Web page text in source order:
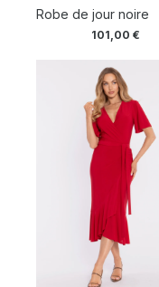
Robe de jour noire
101,00 €